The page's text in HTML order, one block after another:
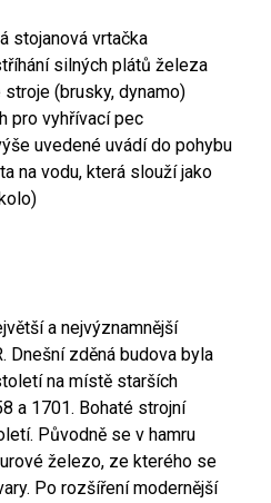
stojanová vrtačka
silných plátů železa
(brusky, dynamo)
pro vyhřívací pec
uvedené uvádí do pohybu
na vodu, která slouží jako
a nejvýznamnější
Dnešní zděná budova byla
na místě starších
a 1701. Bohaté strojní
Původně se v hamru
železo, ze kterého se
Po rozšíření modernější